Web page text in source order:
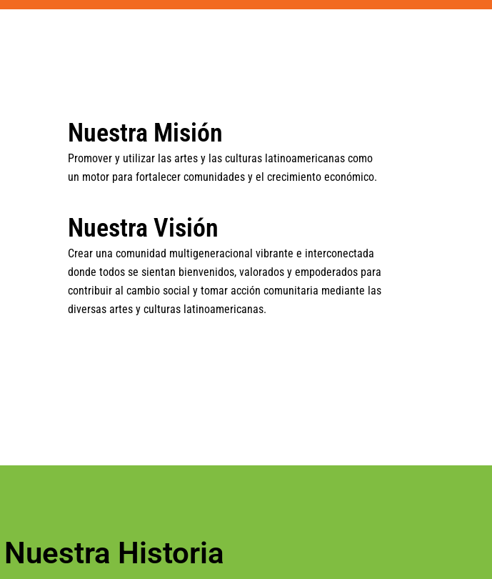
Nuestra Misión
Promover y utilizar las artes y las culturas latinoamericanas como
un motor para fortalecer comunidades y el crecimiento económico.
Nuestra Visión
Crear una comunidad multigeneracional vibrante e interconectada
donde todos se sientan bienvenidos, valorados y empoderados para
contribuir al cambio social y tomar acción comunitaria mediante las
diversas artes y culturas latinoamericanas.
Nuestra Historia